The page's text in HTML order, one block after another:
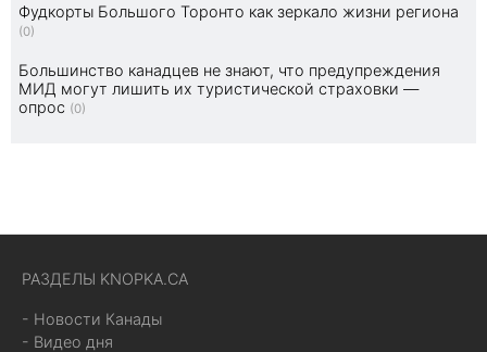
Фудкорты Большого Торонто как зеркало жизни региона
(0)
Большинство канадцев не знают, что предупреждения
МИД могут лишить их туристической страховки —
опрос (0)
РАЗДЕЛЫ KNOPKA.CA
- Новости Канады
- Видео дня